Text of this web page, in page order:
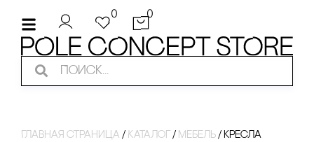
0 0
Главная страница / Каталог / Мебель / кресла